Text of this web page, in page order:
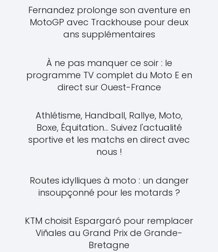
Fernandez prolonge son aventure en
MotoGP avec Trackhouse pour deux
ans supplémentaires
À ne pas manquer ce soir : le
programme TV complet du Moto E en
direct sur Ouest-France
Athlétisme, Handball, Rallye, Moto,
Boxe, Équitation... Suivez l'actualité
sportive et les matchs en direct avec
nous !
Routes idylliques à moto : un danger
insoupçonné pour les motards ?
KTM choisit Espargaró pour remplacer
Viñales au Grand Prix de Grande-
Bretagne